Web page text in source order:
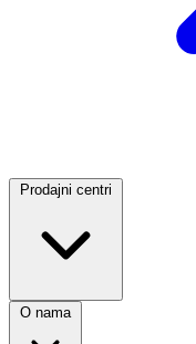
Prodajni centri
O nama